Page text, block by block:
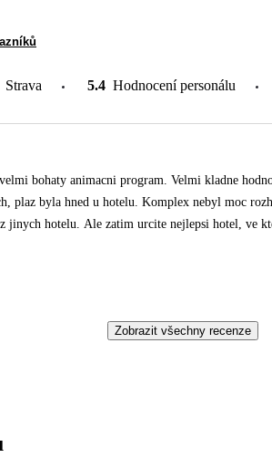
Strava 5.4 Hodnocení personálu
bohaty animacni program. Velmi kladne
plaz byla hned u hotelu. Komplex nebyl moc
jinych hotelu. Ale zatim urcite nejlepsi hotel, ve
Zobrazit všechny recenze